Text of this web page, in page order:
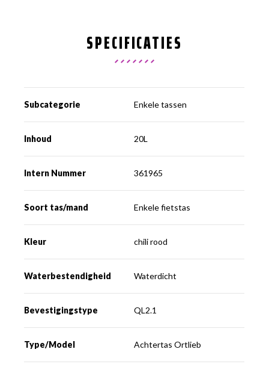
SPECIFICATIES
Subcategorie Enkele tassen
Inhoud 20L
Intern Nummer 361965
Soort tas/mand Enkele fietstas
Kleur chili rood
Waterbestendigheid Waterdicht
Bevestigingstype QL2.1
Type/Model Achtertas Ortlieb